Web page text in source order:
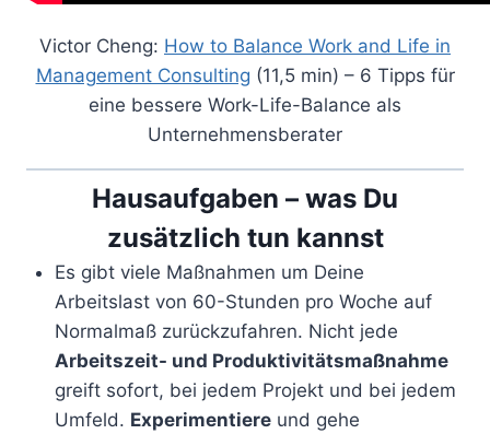
Victor Cheng: How to Balance Work and Life in
Management Consulting (11,5 min) – 6 Tipps für
eine bessere Work-Life-Balance als
Unternehmensberater
Hausaufgaben – was Du
zusätzlich tun kannst
Es gibt viele Maßnahmen um Deine
Arbeitslast von 60-Stunden pro Woche auf
Normalmaß zurückzufahren. Nicht jede
Arbeitszeit- und Produktivitätsmaßnahme
greift sofort, bei jedem Projekt und bei jedem
Umfeld. Experimentiereund gehe